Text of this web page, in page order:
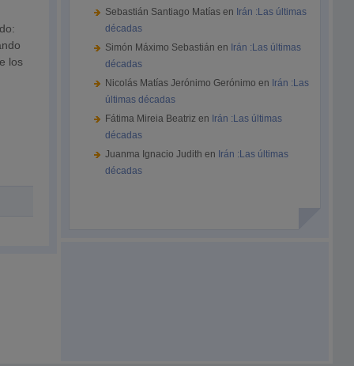
los
Sebastián Santiago Matías en Irán :Las últimas
décadas
Simón Máximo Sebastián en Irán :Las últimas
décadas
Nicolás Matías Jerónimo Gerónimo en Irán :Las
últimas décadas
Fátima Mireia Beatriz en Irán :Las últimas
décadas
Juanma Ignacio Judith en Irán :Las últimas
décadas